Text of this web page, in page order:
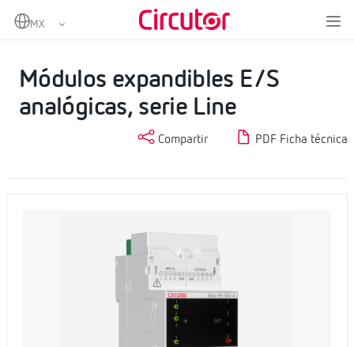
Home
Datalogger EMS y Embebidos SCADA
Módulos expandibles E/S
analógicas, serie Line
Compartir PDF Ficha técnica